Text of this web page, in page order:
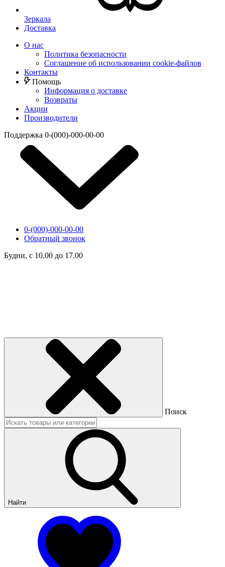
Зеркала
Доставка
О нас
Политика безопасности
Соглашение об использовании cookie-файлов
Контакты
Помощь
Информация о доставке
Возвраты
Акции
Производители
Поддержка 0-(000)-000-00-00
0-(000)-000-00-00
Обратный звонок
Будни, с 10.00 до 17.00
Поиск
Найти